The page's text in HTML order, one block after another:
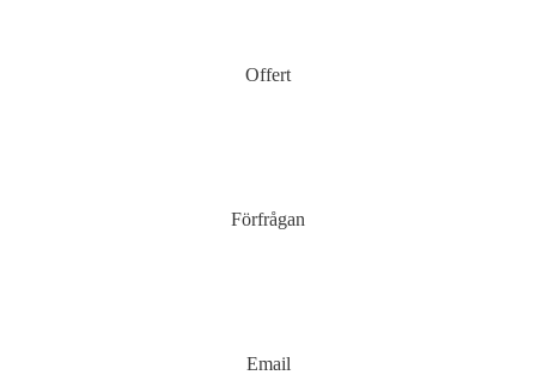
Offert
Förfrågan
Email